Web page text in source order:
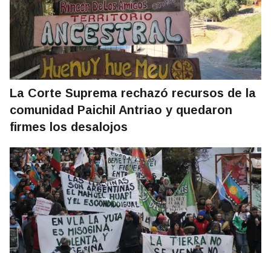
La Corte Suprema rechazó recursos de la
comunidad Paichil Antriao y quedaron
firmes los desalojos